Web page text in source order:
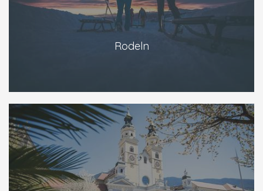
Rodeln